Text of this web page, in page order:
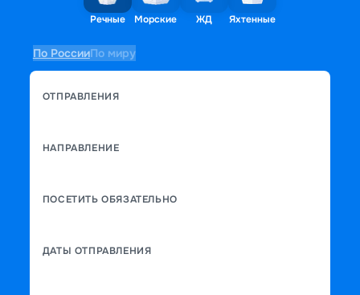
Речные Морские ЖД Яхтенные
По РоссииПо миру
ОТПРАВЛЕНИЯ
НАПРАВЛЕНИЕ
ПОСЕТИТЬ ОБЯЗАТЕЛЬНО
ДАТЫ ОТПРАВЛЕНИЯ